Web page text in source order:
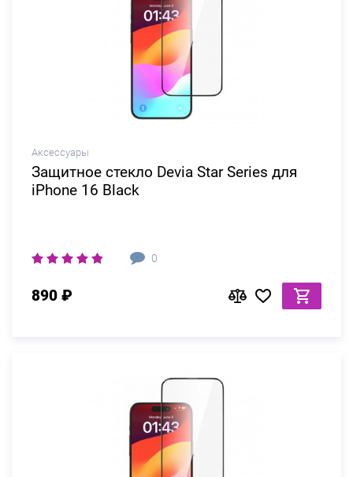
Аксессуары
Защитное стекло Devia Star Series для
iPhone 16 Black
0
890 ₽